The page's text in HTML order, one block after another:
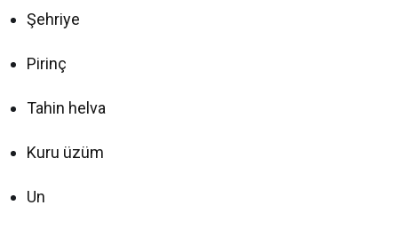
Şehriye
Pirinç
Tahin helva
Kuru üzüm
Un